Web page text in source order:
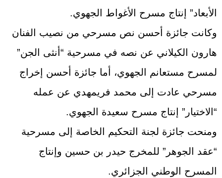
الأبعاد” إنتاج مسرح الأغواط الجهوي.
وكانت جائزة أحسن نص مسرحي من نصيب الفنان
هارون الكيلاني عن نصه في مسرحية “أنثى الجن”
لمسرح مستعانم الجهوي، أما جائزة أحسن إخراج
مسرحي عادت إلى محمد فريمهدي عن عمله
“الاختيار” إنتاج مسرح سعيدة الجهوي.
ومنحت جائزة لجنة التحكيم الخاصة إلى مسرحية
“عقد الجوهر” للمخرج حيدر بن حسين وإنتاج
المسرح الوطني الجزائري.